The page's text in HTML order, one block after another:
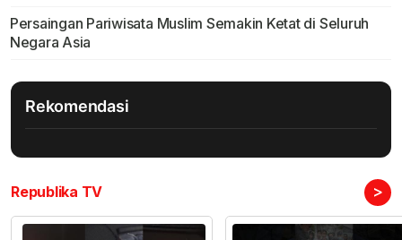
Persaingan Pariwisata Muslim Semakin Ketat di Seluruh
Negara Asia
Rekomendasi
Republika TV >